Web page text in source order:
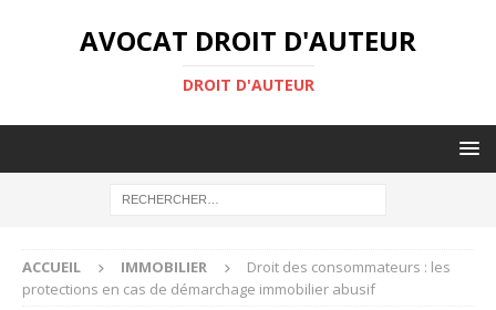
AVOCAT DROIT D'AUTEUR
DROIT D'AUTEUR
ACCUEIL IMMOBILIER
Droit des consommateurs : les
protections en cas de démarchage immobilier abusif